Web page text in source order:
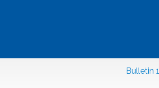
Bulletin